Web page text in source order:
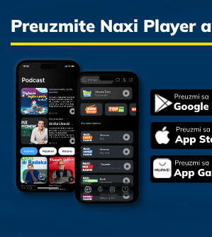
Preuzmite Naxi Player